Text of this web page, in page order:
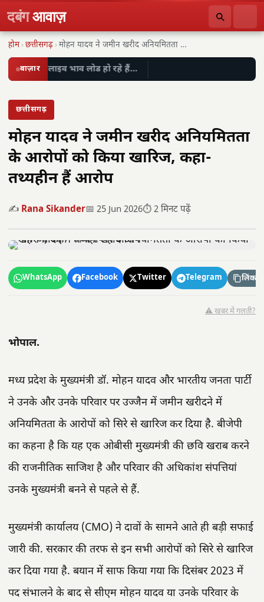
दबंगआवाज़
होम ›छत्तीसगढ़ › मोहन यादव ने जमीन खरीद अनियमितता के आरोपों…
बाज़ार लाइव भाव लोड हो रहे हैं…
छत्तीसगढ़
मोहन यादव ने जमीन खरीद अनियमितता
के आरोपों को किया खारिज, कहा-
तथ्यहीन हैं आरोप
✍️ Rana Sikander📅 25 Jun 2026⏱️ 2 मिनट पढ़ें
WhatsApp Facebook Twitter Telegram लिंक
⚠️ खबर में गलती?
भोपाल.
मध्य प्रदेश के मुख्यमंत्री डॉ. मोहन यादव और भारतीय जनता पार्टी
ने उनके और उनके परिवार पर उज्जैन में जमीन खरीदने में
अनियमितता के आरोपों को सिरे से खारिज कर दिया है. बीजेपी
का कहना है कि यह एक ओबीसी मुख्यमंत्री की छवि खराब करने
की राजनीतिक साजिश है और परिवार की अधिकांश संपत्तियां
उनके मुख्यमंत्री बनने से पहले से हैं.
मुख्यमंत्री कार्यालय (CMO) ने दावों के सामने आते ही बड़ी सफाई
जारी की. सरकार की तरफ से इन सभी आरोपों को सिरे से खारिज
कर दिया गया है. बयान में साफ किया गया कि दिसंबर 2023 में
पद संभालने के बाद से सीएम मोहन यादव या उनके परिवार के